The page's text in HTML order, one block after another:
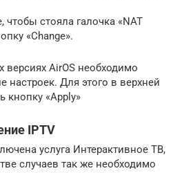
чтобы стояла галочка «NAT
«Change».
AirOS необходимо
настроек. Для этого в верхней
кнопку «Apply»
IPTV
услуга Интерактивное ТВ,
случаев так же необходимо